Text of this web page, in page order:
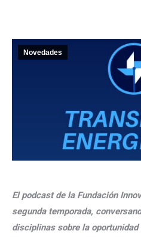
Novedades
El podcast de la Fundación
segunda temporada,
disciplinas sobre la